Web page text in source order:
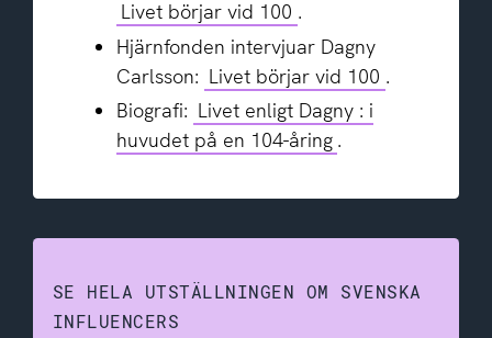
Livet börjar vid 100 .
Hjärnfonden intervjuar Dagny
Carlsson: Livet börjar vid 100 .
Biografi: Livet enligt Dagny : i
huvudet på en 104-åring .
SE HELA UTSTÄLLNINGEN OM SVENSKA
INFLUENCERS